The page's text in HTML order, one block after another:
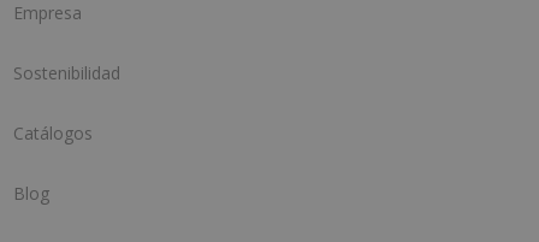
Empresa
Sostenibilidad
Catálogos
Blog